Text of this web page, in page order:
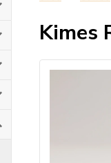
Kimes